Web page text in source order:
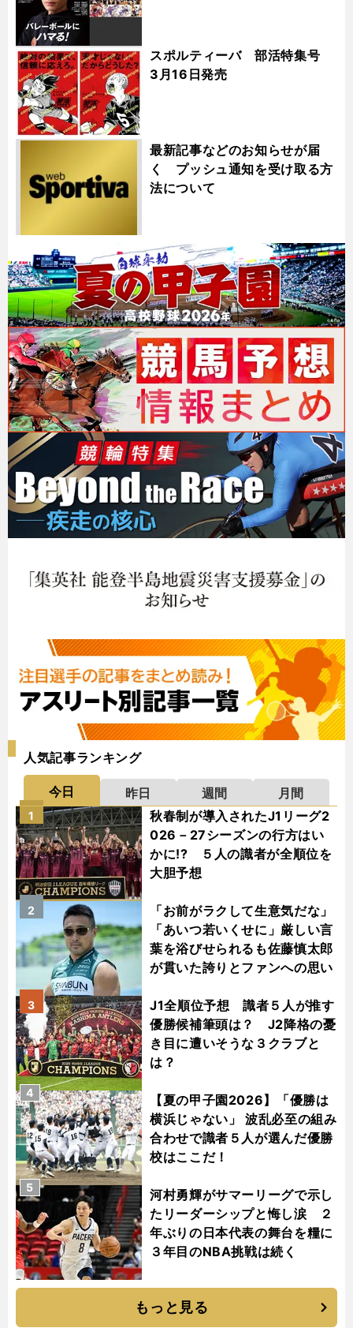
スポルティーバ 部活特集号
3月16日発売
最新記事などのお知らせが届
く プッシュ通知を受け取る方
法について
人気記事ランキング
今日 昨日 週間
月間
秋春制が導入されたJ1リーグ2
026－27シーズンの行方はい
かに!? ５人の識者が全順位を
大胆予想
1
「お前がラクして生意気だな」
「あいつ若いくせに」厳しい言
葉を浴びせられるも佐藤慎太郎
が貫いた誇りとファンへの思い
2
J1全順位予想 識者５人が推す
優勝候補筆頭は？ J2降格の憂
き目に遭いそうな３クラブと
は？
3
【夏の甲子園2026】「優勝は
横浜じゃない」 波乱必至の組み
合わせで識者５人が選んだ優勝
校はここだ！
4
河村勇輝がサマーリーグで示し
たリーダーシップと悔し涙 ２
年ぶりの日本代表の舞台を糧に
３年目のNBA挑戦は続く
5
もっと見る